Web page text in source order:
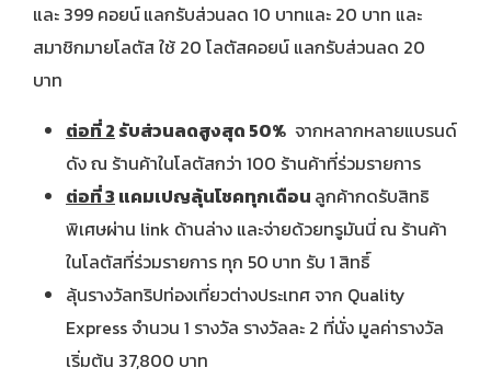
และ 399 คอยน์แลกรับส่วนลด 10 บาทและ 20 บาท และ
สมาชิกมายโลตัส ใช้ 20 โลตัสคอยน์ แลกรับส่วนลด 20
บาท
ต่อที่ 2 รับส่วนลดสูงสุด 50% จากหลากหลายแบรนด์
ดัง ณ ร้านค้าในโลตัสกว่า 100 ร้านค้าที่ร่วมรายการ
ต่อที่3 แคมเปญลุ้นโชคทุกเดือน ลูกค้ากดรับสิทธิ
พิเศษผ่าน link ด้านล่าง และจ่ายด้วยทรูมันนี่ ณ ร้านค้า
ในโลตัสที่ร่วมรายการ ทุก 50 บาท รับ 1 สิทธิ์
ลุ้นรางวัลทริปท่องเที่ยวต่างประเทศ จาก Quality
Express จำนวน 1 รางวัล รางวัลละ 2 ที่นั่ง มูลค่ารางวัล
เริ่มต้น 37,800 บาท